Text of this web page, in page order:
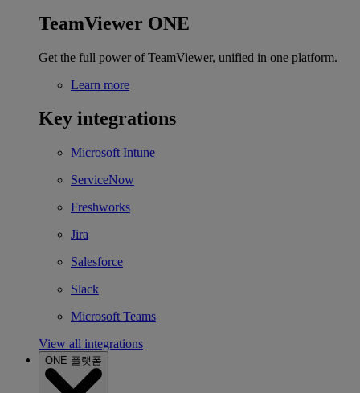
TeamViewer ONE
Get the full power of TeamViewer, unified in one platform.
Learn more
Key integrations
Microsoft Intune
ServiceNow
Freshworks
Jira
Salesforce
Slack
Microsoft Teams
View all integrations
ONE 플랫폼